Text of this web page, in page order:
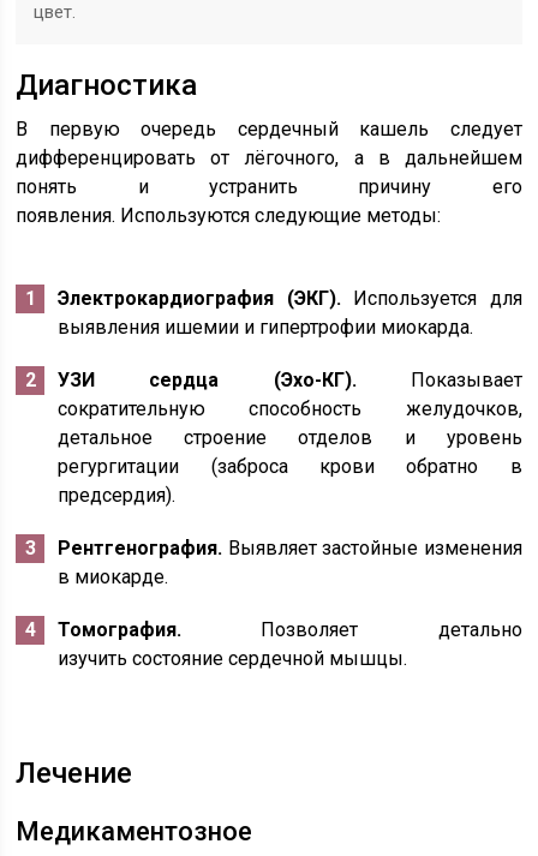
цвет.
Диагностика
В первую очередь сердечный кашель следует
дифференцировать от лёгочного, а в дальнейшем
понять и устранить причину его
появления. Используются следующие методы:
Электрокардиография (ЭКГ). Используется для
выявления ишемии и гипертрофии миокарда.
УЗИ сердца (Эхо-КГ).Показывает
сократительную способность желудочков,
детальное строение отделов и уровень
регургитации (заброса крови обратно в
предсердия).
Рентгенография. Выявляет застойные изменения
в миокарде.
Томография. Позволяет детально
изучить состояние сердечной мышцы.
Лечение
Медикаментозное